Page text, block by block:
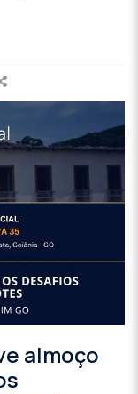
almoço